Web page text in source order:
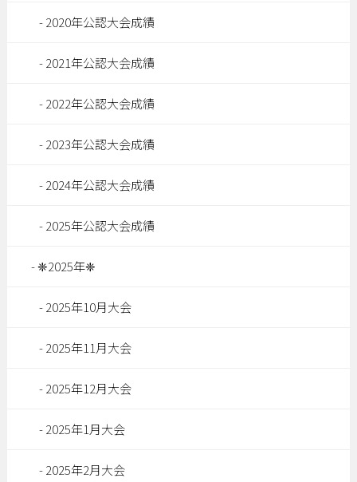
2020年公認大会成績
2021年公認大会成績
2022年公認大会成績
2023年公認大会成績
2024年公認大会成績
2025年公認大会成績
❈2025年❈
2025年10月大会
2025年11月大会
2025年12月大会
2025年1月大会
2025年2月大会